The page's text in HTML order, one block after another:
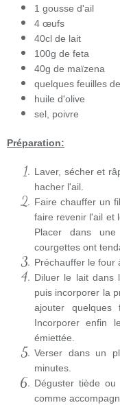
1 gousse d'ail
4 œufs
40cl de lait
100g de feta
40g de maïzena
quelques feuilles
huile d'olive
sel, poivre
Préparation:
Laver, sécher et
hacher l'ail.
Faire chauffer un
faire revenir l'ail et
Placer dans
courgettes ont
Préchauffer le four
Diluer le lait dans
puis incorporer la
ajouter quelques
Incorporer enfin
émiettée.
Verser dans un
minutes.
Déguster tiède
comme